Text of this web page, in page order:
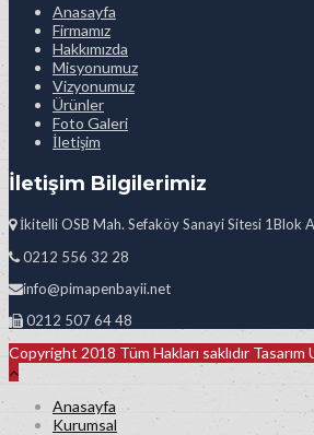
Anasayfa
Firmamız
Hakkımızda
Misyonumuz
Vizyonumuz
Ürünler
Foto Galeri
İletişim
İletişim Bilgilerimiz
İkitelli OSB Mah. Sefaköy Sanayi Sitesi 1Blok
0212 556 32 28
info@pimapenbayii.net
0212 507 64 48
Copyright 2018 Tüm Hakları saklıdır Tasarım
Anasayfa
Kurumsal